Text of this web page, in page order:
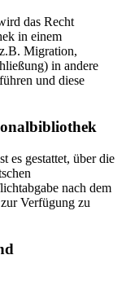
das Recht
in einem
Migration,
in andere
und diese
es gestattet, über die
nach dem
Verfügung zu